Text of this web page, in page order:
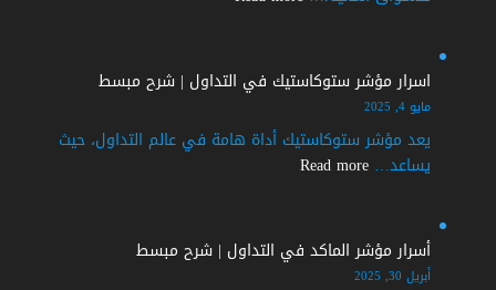
الايشيموكو
|
اسرار مؤشر ستوكاستيك في التداول | شرح مبسط
مايو 4, 2025
يعد مؤشر ستوكاستيك أداة هامة في عالم التداول، حيث
يساعد… Read more
:
ستوكاستيك
في
أسرار مؤشر الماكد في التداول | شرح مبسط
أبريل 30, 2025